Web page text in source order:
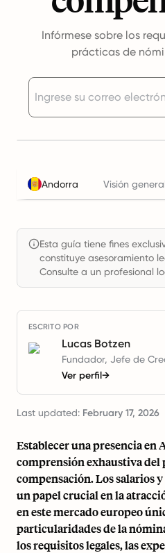
Infórmese sobre los
prácticas de
Andorra Visión general
Esta guía tiene fines
constituye asesoramiento
Consulte a un profesional
ESCRITO POR
Lucas Botzen
Fundador, Jefe de
Ver perfil→
Last updated: February 17, 2026
Establecer una presencia en
comprensión exhaustiva del
compensación. Los salarios
un papel crucial en la
en este mercado europeo
particularidades de la
los requisitos legales, las